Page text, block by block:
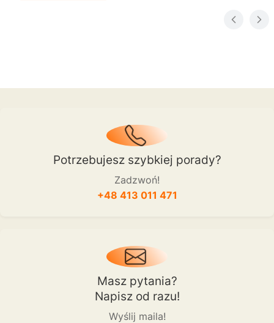
Potrzebujesz szybkiej porady?
Zadzwoń!
+48 413 011 471
Masz pytania?
Napisz od razu!
Wyślij maila!